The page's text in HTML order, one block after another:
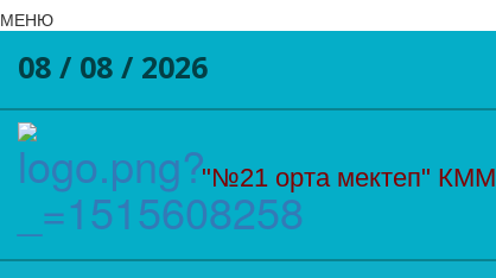
МЕНЮ
08 / 08 / 2026
"№21 орта мектеп" КММ